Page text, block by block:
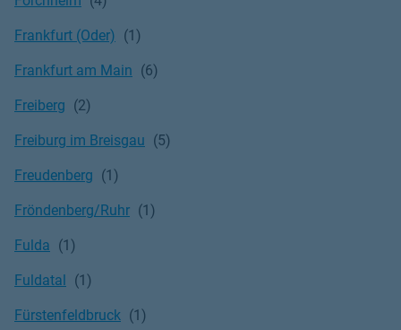
Frankfurt (Oder)
Frankfurt am Main
Freiberg
Freiburg im Breisgau
Freudenberg
Fröndenberg/Ruhr
Fulda
Fuldatal
Fürstenfeldbruck